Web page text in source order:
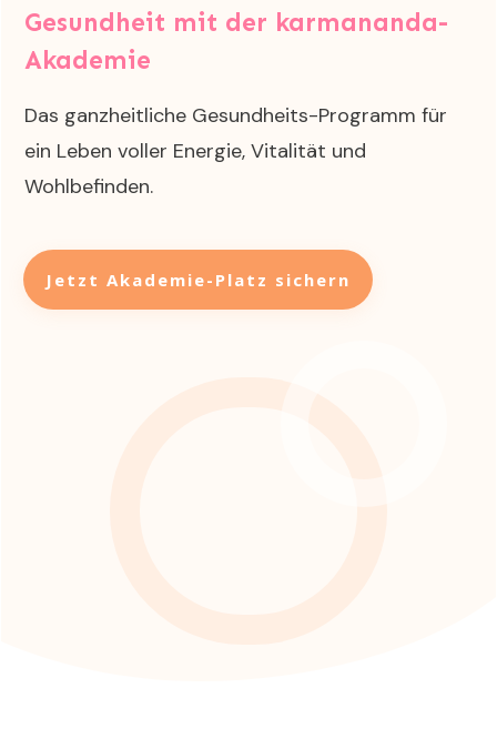
Gesundheit mit der karmananda-
Akademie
Das ganzheitliche Gesundheits-Programm für
ein Leben voller Energie, Vitalität und
Wohlbefinden.
Jetzt Akademie-Platz sichern